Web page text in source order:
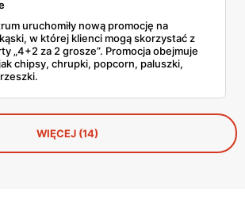
uruchomiły nową promocję na
w której klienci mogą skorzystać z
„4+2 za 2 grosze”. Promocja obejmuje
chipsy, chrupki, popcorn, paluszki,
WIĘCEJ (14)